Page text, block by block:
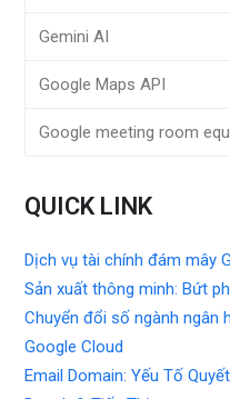
Gemini AI
Google Maps API
Google meeting room
QUICK LINK
Dịch vụ tài chính đám mây
Sản xuất thông minh: Bứt
Chuyển đổi số ngành ngân
Google Cloud
Email Domain: Yếu Tố